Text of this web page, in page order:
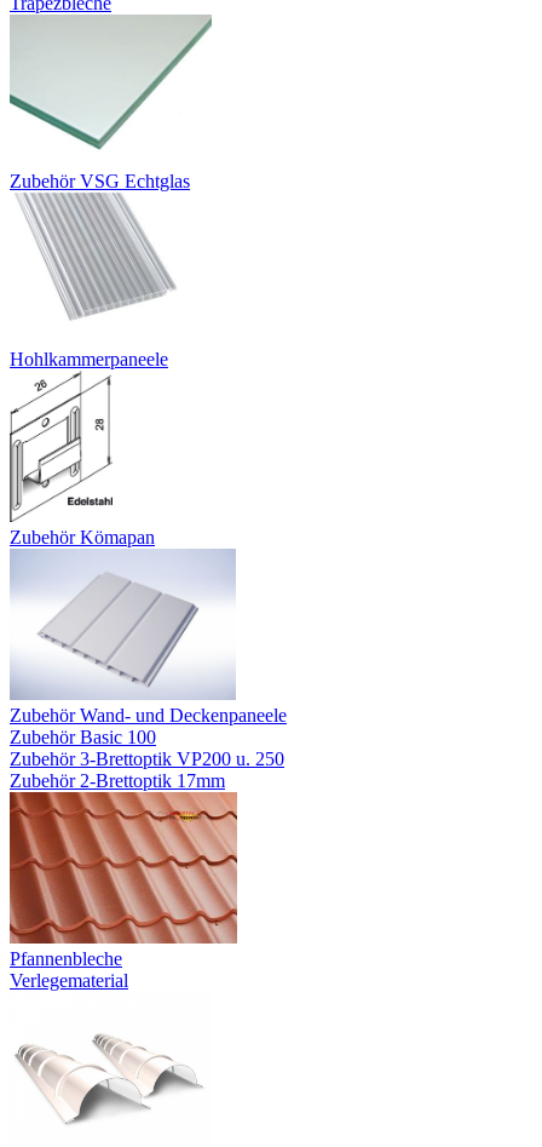
Zubehör VSG Echtglas
Hohlkammerpaneele
Zubehör Kömapan
Zubehör Wand- und Deckenpaneele
Zubehör Basic 100
Zubehör 3-Brettoptik VP200 u. 250
Zubehör 2-Brettoptik 17mm
Pfannenbleche
Verlegematerial